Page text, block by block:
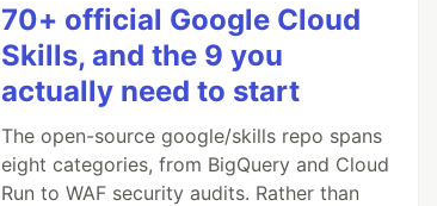
70+ official Google Cloud
Skills, and the 9 you
actually need to start
The open-source google/skills repo spans
eight categories, from BigQuery and Cloud
Run to WAF security audits. Rather than